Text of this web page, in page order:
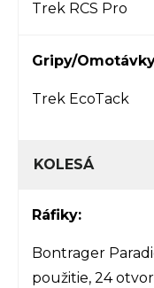
Trek RCS Pro
Gripy/
Trek EcoTack
KOLESÁ
Ráfiky:
Bontrager
použitie, 24